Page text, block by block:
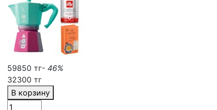
59850 тг- 46%
32300 тг
В корзину